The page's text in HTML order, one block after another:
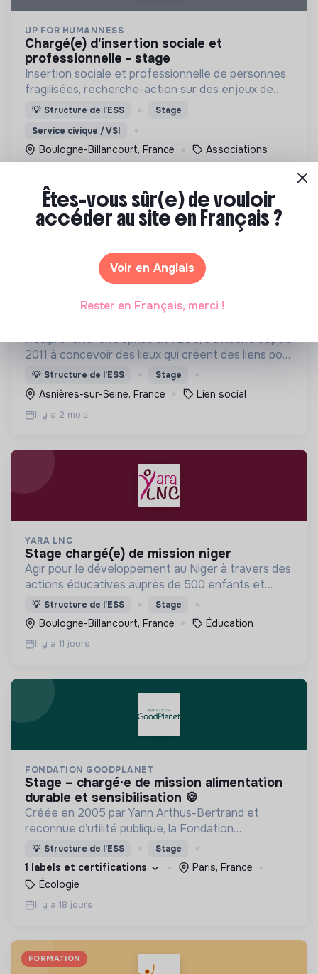
UP FOR HUMANNESS
chargé(e) d'insertion sociale et
professionnelle - stage
Insertion sociale et professionnelle de personnes
fragilisées, recherche-action sur des enjeux de
société et mise en lumière d'initiatives positives
💡 Structure de l’ESS
Stage
Service civique / VSI
Boulogne-Billancourt, France Associations
Récipro-Cité, entreprise de l'ESS, s'attache depuis
2011 à concevoir des lieux qui créent des liens pour
imaginer la ville solidaire de demain.
💡 Structure de l’ESS Stage
Asnières-sur-Seine, France Lien social
Il y a 2 mois
YARA LNC
stage chargé(e) de mission niger
Agir pour le développement au Niger à travers des
actions éducatives auprès de 500 enfants et
jeunes vulnérables
💡 Structure de l’ESS Stage
Boulogne-Billancourt, France Éducation
Il y a 11 jours
FONDATION GOODPLANET
stage – chargé·e de mission alimentation
durable et sensibilisation 🍪
Créée en 2005 par Yann Arthus-Bertrand et
reconnue d’utilité publique, la Fondation
GoodPlanet invite à s’émerveiller du Vivant pour
mieux le protéger.,
💡 Structure de l’ESS Stage
1 labels et certifications
Paris, France
Écologie
Il y a 18 jours
FORMATION
Êtes-vous sûr(e) de vouloir
accéder au site en Français ?
Voir en Anglais
Rester en Français, merci !